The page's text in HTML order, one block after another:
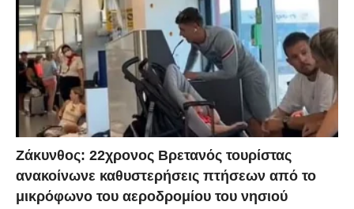
Ζάκυνθος: 22χρονος Βρετανός τουρίστας
ανακοίνωνε καθυστερήσεις πτήσεων από το
μικρόφωνο του αεροδρομίου του νησιού